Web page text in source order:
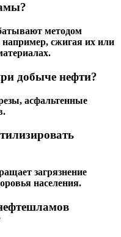
методом
сжигая их или
добыче нефти?
асфальтенные
загрязнение
населения.